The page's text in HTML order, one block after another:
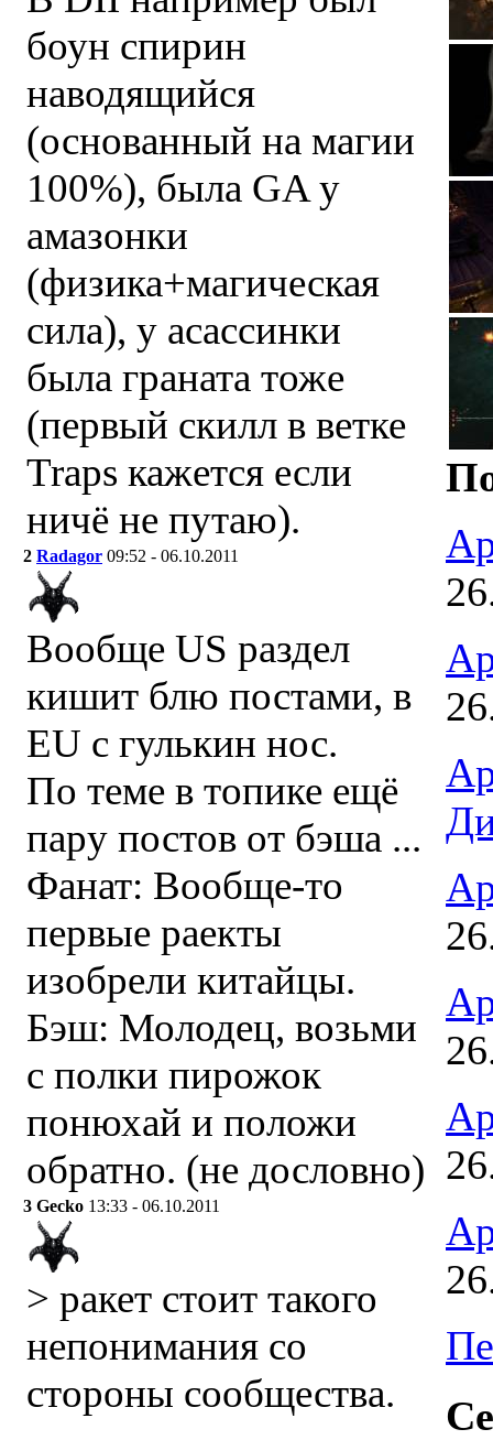
боун спирин
наводящийся
(основанный на магии
100%), была GA у
амазонки
(физика+магическая
сила), у асассинки
была граната тоже
(первый скилл в ветке
Traps кажется если
ничё не путаю).
2 Radagor 09:52 - 06.10.2011
Вообще US раздел
кишит блю постами, в
EU с гулькин нос.
По теме в топике ещё
пару постов от бэша ...
Фанат: Вообще-то
первые раекты
изобрели китайцы.
Бэш: Молодец, возьми
с полки пирожок
понюхай и положи
обратно. (не дословно)
3 Gecko 13:33 - 06.10.2011
> ракет стоит такого
непонимания со
стороны сообщества.